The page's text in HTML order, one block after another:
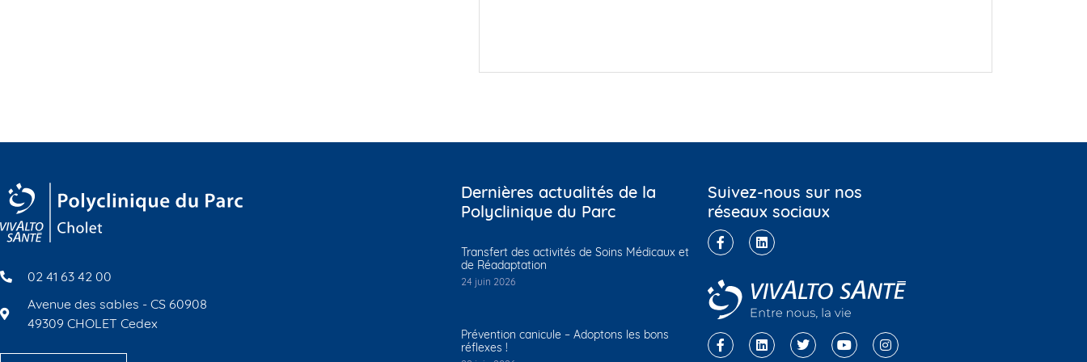
02 41 63 42 00
Avenue des sables - CS 60908
49309 CHOLET Cedex
Dernières actualités de la
Polyclinique du Parc
Transfert des activités de Soins Médicaux et
de Réadaptation
24 juin 2026
Prévention canicule – Adoptons les bons
réflexes !
Suivez-nous sur nos
réseaux sociaux